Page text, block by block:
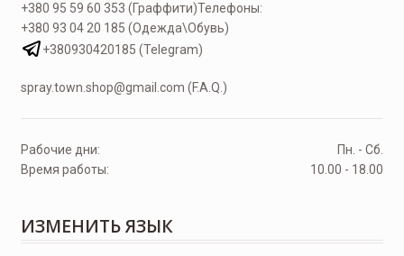
Телефоны:
+380 95 59 60 353 (Граффити)
+380 93 04 20 185 (Одежда\Обувь)
+380930420185 (Telegram)
spray.town.shop@gmail.com (F.A.Q.)
Рабочие дни:
Пн. - Сб.
Время работы:
10.00 - 18.00
ИЗМЕНИТЬ ЯЗЫК